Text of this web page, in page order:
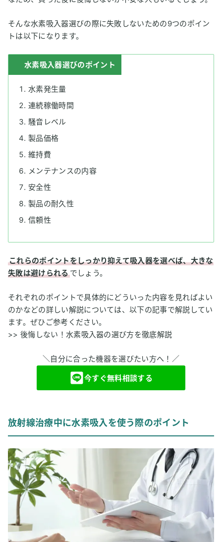
そんな水素吸入器選びの際に失敗しないための9つのポイン
トは以下になります。
水素吸入器選びのポイント
水素発生量
連続稼働時間
騒音レベル
製品価格
維持費
メンテナンスの内容
安全性
製品の耐久性
信頼性
これらのポイントをしっかり抑えて吸入器を選べば、大きな
失敗は避けられるでしょう。
それぞれのポイントで具体的にどういった内容を見ればよい
のかなどの詳しい解説については、以下の記事で解説してい
ます。ぜひご参考ください。
>> 後悔しない！水素吸入器の選び方を徹底解説
＼自分に合った機器を選びたい方へ！／
今すぐ無料相談する
放射線治療中に水素吸入を使う際のポイント